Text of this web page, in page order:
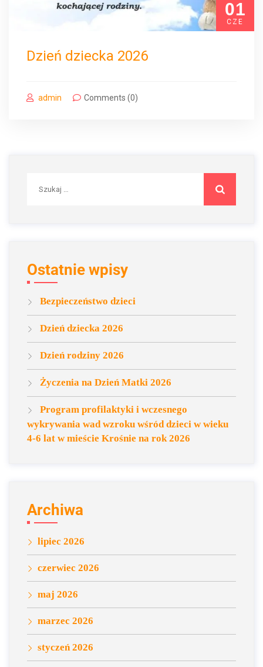
01
CZE
Dzień dziecka 2026
admin Comments (0)
Ostatnie wpisy
Bezpieczeństwo dzieci
Dzień dziecka 2026
Dzień rodziny 2026
Życzenia na Dzień Matki 2026
Program profilaktyki i wczesnego
wykrywania wad wzroku wśród dzieci w wieku
4-6 lat w mieście Krośnie na rok 2026
Archiwa
lipiec 2026
czerwiec 2026
maj 2026
marzec 2026
styczeń 2026